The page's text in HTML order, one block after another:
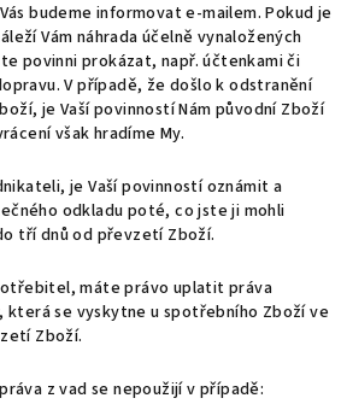
budeme informovat e-mailem. Pokud je
Vám náhrada účelně vynaložených
povinni prokázat, např. účtenkami či
V případě, že došlo k odstranění
je Vaší povinností Nám původní Zboží
však hradíme My.
je Vaší povinností oznámit a
odkladu poté, co jste ji mohli
tří dnů od převzetí Zboží.
máte právo uplatit práva
která se vyskytne u spotřebního Zboží ve
Zboží.
z vad se nepoužijí v případě: